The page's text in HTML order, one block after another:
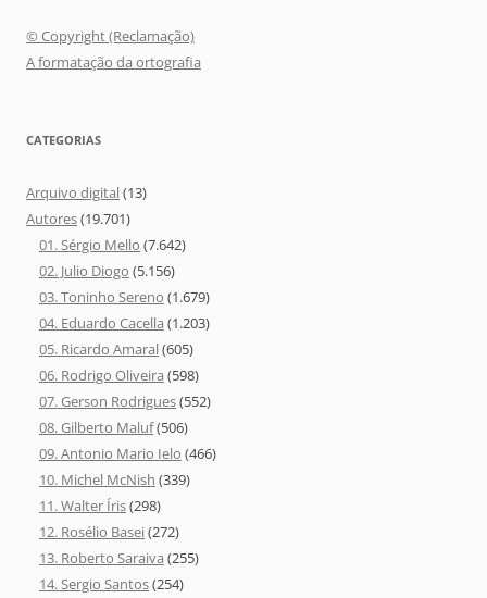
© Copyright (Reclamação)
A formatação da ortografia
CATEGORIAS
Arquivo digital(13)
Autores(19.701)
01. Sérgio Mello (7.642)
02. Julio Diogo (5.156)
03. Toninho Sereno (1.679)
04. Eduardo Cacella (1.203)
05. Ricardo Amaral(605)
06. Rodrigo Oliveira (598)
07. Gerson Rodrigues(552)
08. Gilberto Maluf(506)
09. Antonio Mario Ielo (466)
10. Michel McNish (339)
11. Walter Íris(298)
12. Rosélio Basei(272)
13. Roberto Saraiva (255)
14. Sergio Santos(254)